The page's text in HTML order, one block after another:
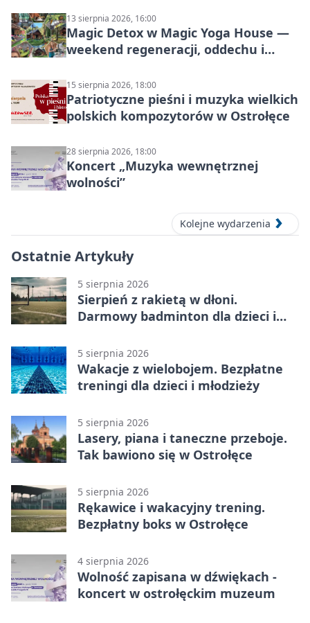
Mazowsza do Korony”
13 sierpnia 2026, 16:00
Magic Detox w Magic Yoga House —
weekend regeneracji, oddechu i
15 sierpnia 2026, 18:00
Patriotyczne pieśni i muzyka wielkich
polskich kompozytorów w Ostrołęce
28 sierpnia 2026, 18:00
Koncert „Muzyka wewnętrznej
wolności”
Kolejne wydarzenia
Ostatnie Artykuły
5 sierpnia 2026
Sierpień z rakietą w dłoni.
Darmowy badminton dla dzieci i
5 sierpnia 2026
Wakacje z wielobojem. Bezpłatne
treningi dla dzieci i młodzieży
5 sierpnia 2026
Lasery, piana i taneczne przeboje.
Tak bawiono się w Ostrołęce
5 sierpnia 2026
Rękawice i wakacyjny trening.
Bezpłatny boks w Ostrołęce
4 sierpnia 2026
Wolność zapisana w dźwiękach -
koncert w ostrołęckim muzeum